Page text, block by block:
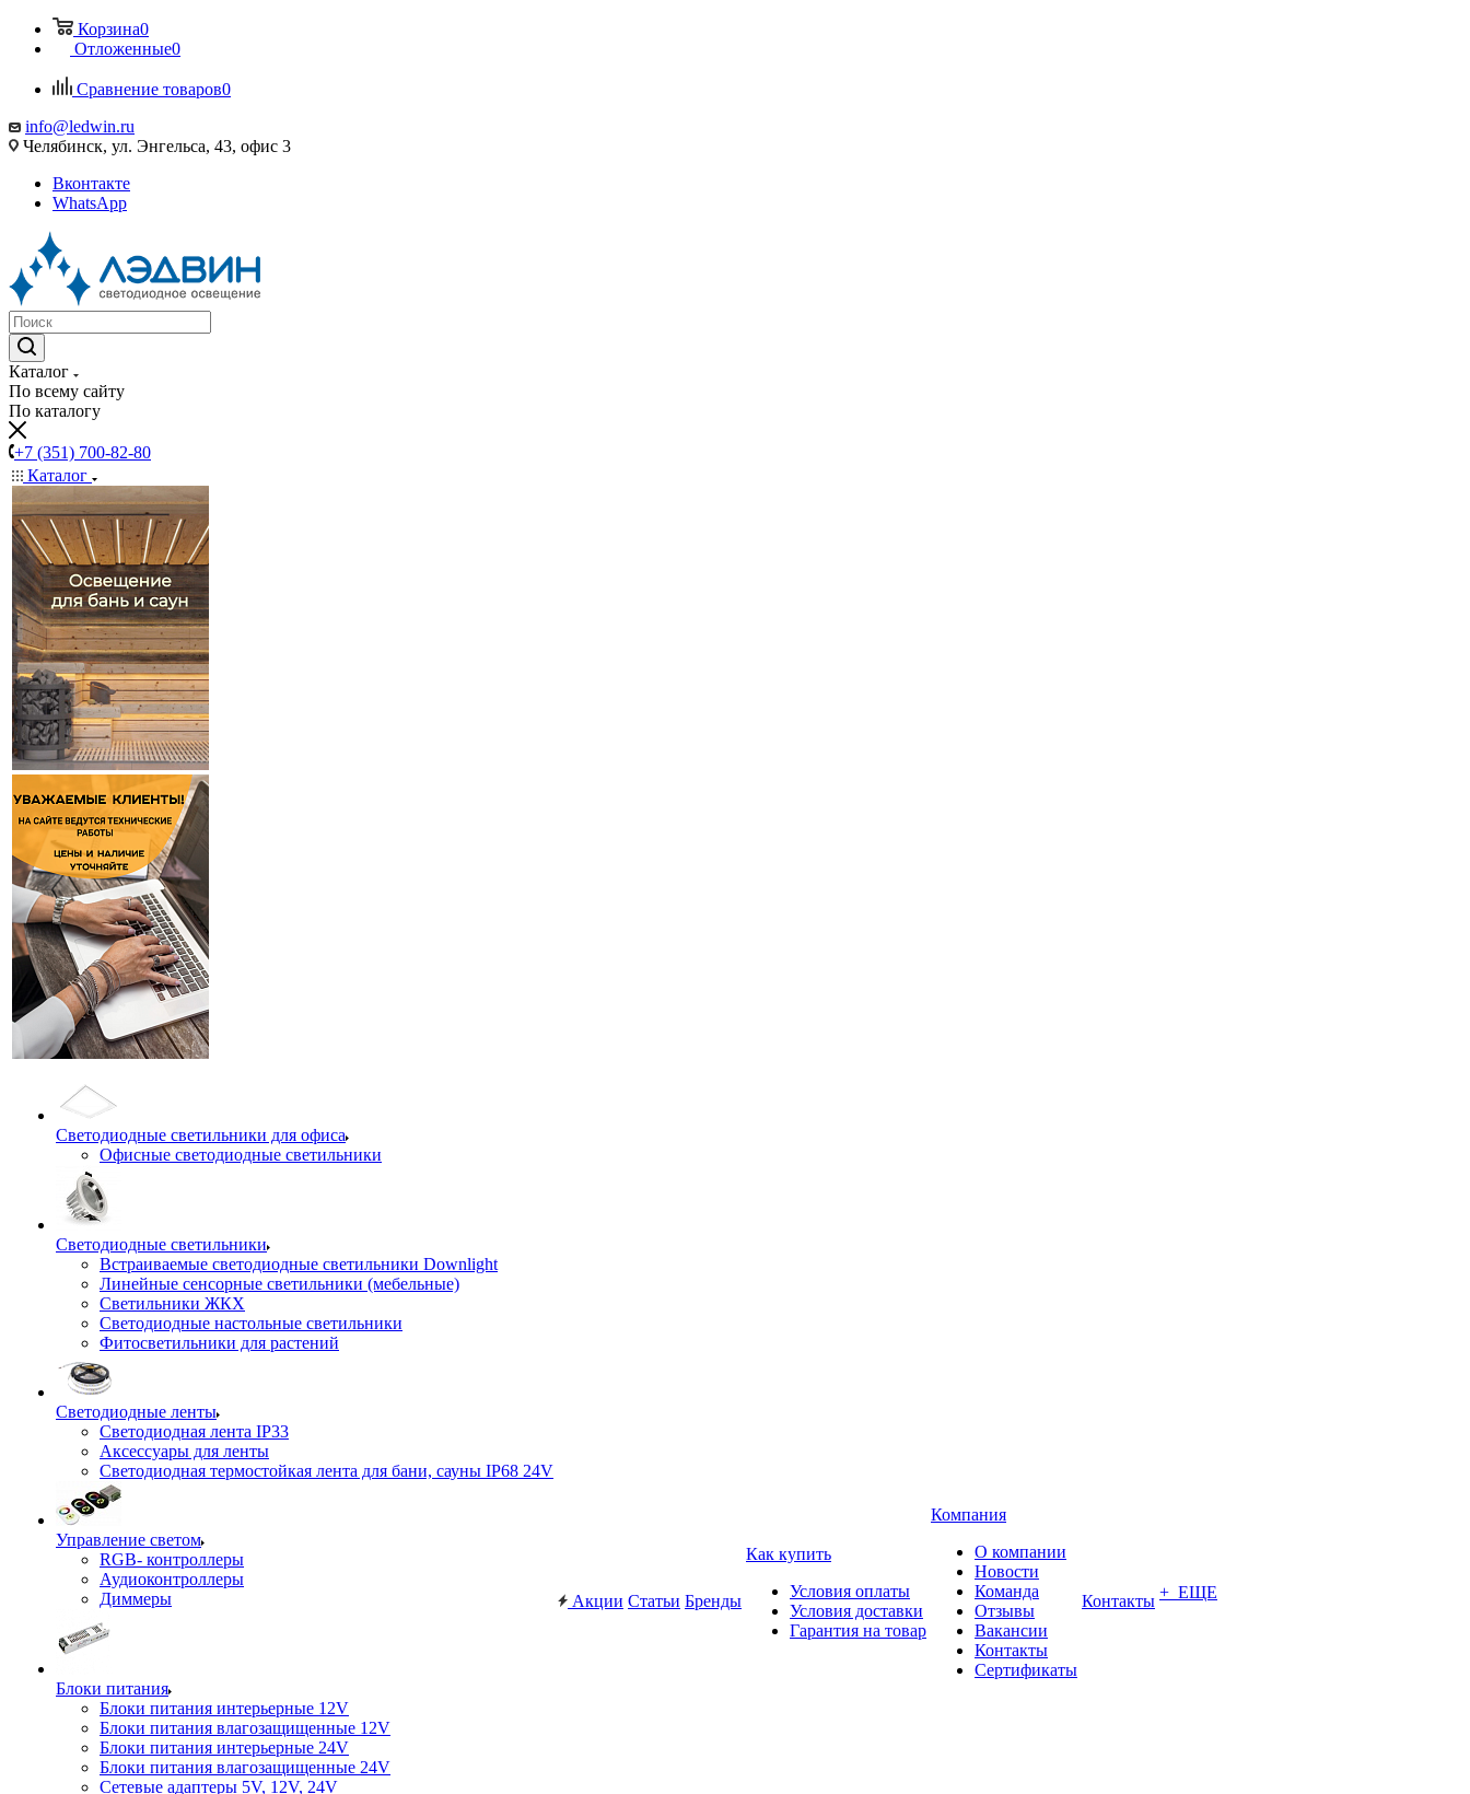
Корзина0
Отложенные0
Сравнение товаров0
info@ledwin.ru
Челябинск, ул. Энгельса, 43, офис 3
Вконтакте
WhatsApp
Каталог
По всему сайту
По каталогу
+7 (351) 700-82-80
Каталог
Светодиодные светильники для офиса
Офисные светодиодные светильники
Светодиодные светильники
Встраиваемые светодиодные светильники Downlight
Линейные сенсорные светильники (мебельные)
Светильники ЖКХ
Светодиодные настольные светильники
Фитосветильники для растений
Светодиодные ленты
Светодиодная лента IP33
Аксессуары для ленты
Светодиодная термостойкая лента для бани, сауны IP68 24V
Управление светом
RGB- контроллеры
Аудиоконтроллеры
Диммеры
Блоки питания
Блоки питания интерьерные 12V
Блоки питания влагозащищенные 12V
Блоки питания интерьерные 24V
Блоки питания влагозащищенные 24V
Сетевые адаптеры 5V, 12V, 24V
Акции Статьи Бренды
Как купить
Условия оплаты
Условия доставки
Гарантия на товар
Компания
О компании
Новости
Команда
Отзывы
Вакансии
Контакты
Сертификаты
Контакты + ЕЩЕ